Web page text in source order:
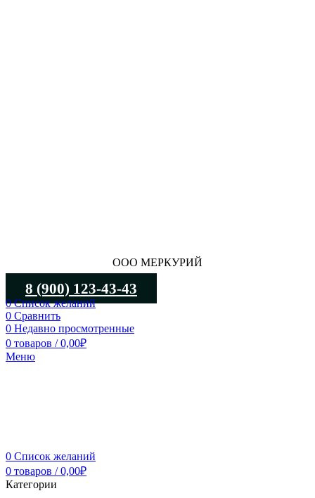
ООО МЕРКУРИЙ
8 (900) 123-43-43
0Список желаний
0 Сравнить
0 Недавно просмотренные
0 товаров / 0,00₽
Меню
0 Список желаний
0 товаров / 0,00₽
Категории